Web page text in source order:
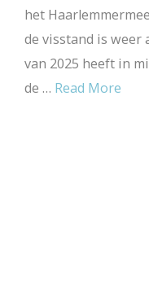
het
de visstand is weer
van 2025 heeft in
de … Read More